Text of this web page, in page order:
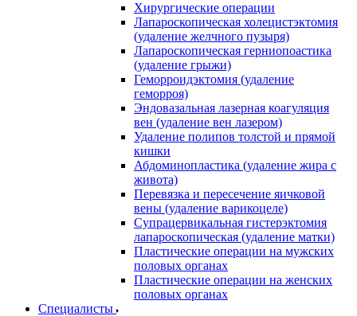
Хирургические операции
Лапароскопическая холецистэктомия
(удаление желчного пузыря)
Лапароскопическая герниопоастика
(удаление грыжи)
Геморроидэктомия (удаление
геморроя)
Эндовазальная лазерная коагуляция
вен (удаление вен лазером)
Удаление полипов толстой и прямой
кишки
Абдоминопластика (удаление жира с
живота)
Перевязка и пересечение яичковой
вены (удаление варикоцеле)
Супрацервикальная гистерэктомия
лапароскопическая (удаление матки)
Пластические операции на мужских
половых органах
Пластические операции на женских
половых органах
Специалисты